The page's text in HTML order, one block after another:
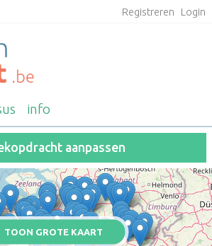
Registreren Login
info
aanpassen
TOON GROTE KAART